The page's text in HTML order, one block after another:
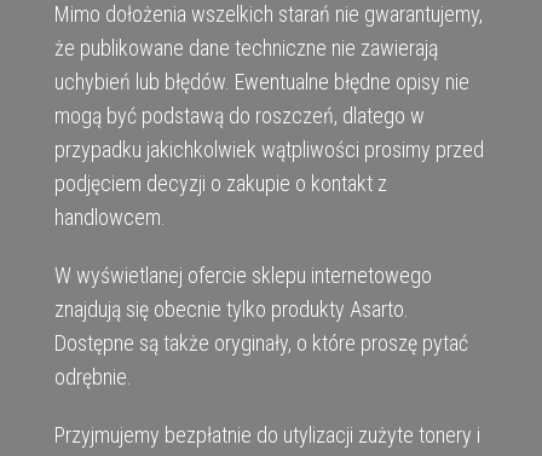
Mimo dołożenia wszelkich starań nie gwarantujemy,
że publikowane dane techniczne nie zawierają
uchybień lub błędów. Ewentualne błędne opisy nie
mogą być podstawą do roszczeń, dlatego w
przypadku jakichkolwiek wątpliwości prosimy przed
podjęciem decyzji o zakupie o kontakt z
handlowcem.
W wyświetlanej ofercie sklepu internetowego
znajdują się obecnie tylko produkty Asarto.
Dostępne są także oryginały, o które proszę pytać
odrębnie.
Przyjmujemy bezpłatnie do utylizacji zużyte tonery i